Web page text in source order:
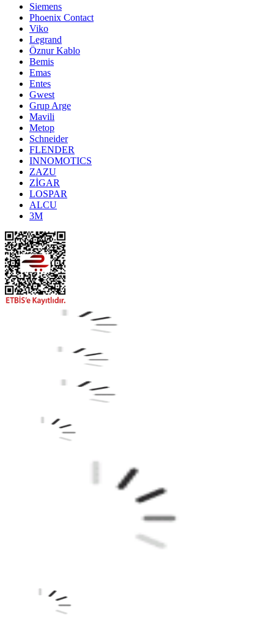
Siemens
Phoenix Contact
Viko
Legrand
Öznur Kablo
Bemis
Emas
Entes
Gwest
Grup Arge
Mavili
Metop
Schneider
FLENDER
INNOMOTICS
ZAZU
ZİGAR
LOSPAR
ALCU
3M